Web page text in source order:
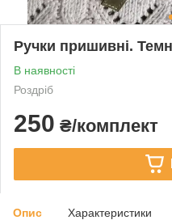
Ручки пришивні.
В наявності
Роздріб
250 ₴/комплект
Опис Характеристики